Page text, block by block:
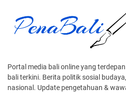
Portal media bali online yang
bali terkini. Berita politik sosial
nasional. Update pengetahuan &